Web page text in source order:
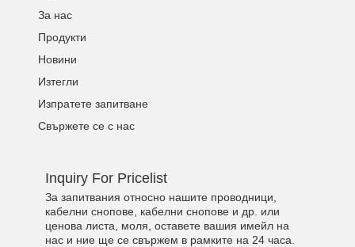
За нас
Продукти
Новини
Изтегли
Изпратете запитване
Свържете се с нас
Inquiry For Pricelist
За запитвания относно нашите проводници,
кабелни снопове, кабелни снопове и др. или
ценова листа, моля, оставете вашия имейл на
нас и ние ще се свържем в рамките на 24 часа.